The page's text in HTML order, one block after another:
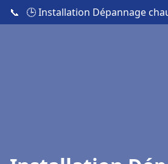
📞 🕒 Installation Dépannage